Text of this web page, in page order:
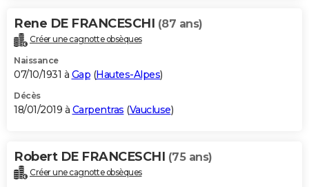
Rene DE FRANCESCHI (87 ans)
Créer une cagnotte obsèques
Naissance
07/10/1931 à Gap (Hautes-Alpes)
Décès
18/01/2019 à Carpentras (Vaucluse)
Robert DE FRANCESCHI (75 ans)
Créer une cagnotte obsèques